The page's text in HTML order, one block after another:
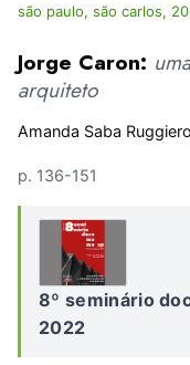
são paulo, são carlos,
Jorge Caron:
arquiteto
Amanda Saba Ruggiero
p. 136-151
8º seminário
2022